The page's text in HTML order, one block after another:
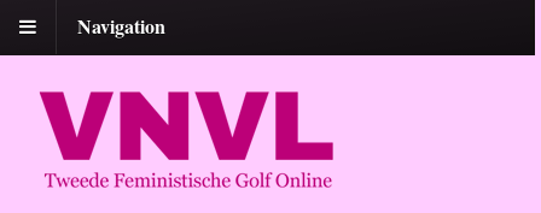
Navigation